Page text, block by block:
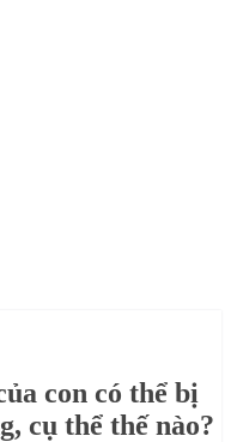
con có thể bị
cụ thể thế nào?